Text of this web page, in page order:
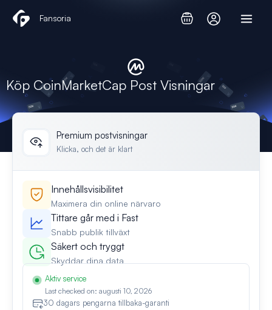
Fansoria
Köp CoinMarketCap Post Visningar
Premium postvisningar
Klicka, och det är klart
Innehållsvisibilitet
Maximera din online närvaro
Tittare går med i Fast
Snabb publik tillväxt
Säkert och tryggt
Skyddar dina data
Aktiv service
Last checked on: augusti 10, 2026
30 dagars pengarna tillbaka-garanti